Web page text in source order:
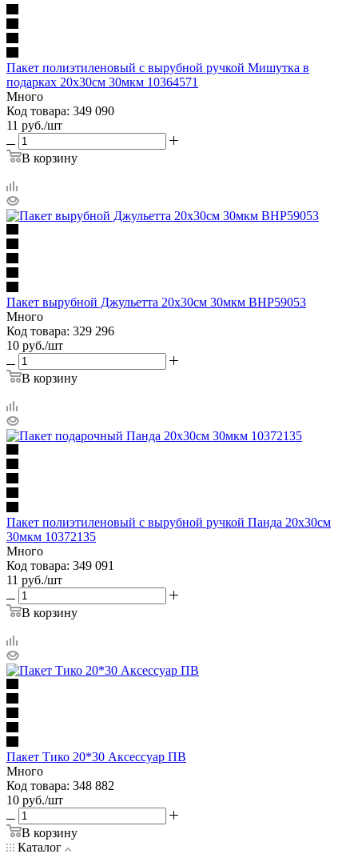
Пакет полиэтиленовый с вырубной ручкой Мишутка в
подарках 20х30см 30мкм 10364571
Много
Код товара: 349 090
11 руб./шт
В корзину
Пакет вырубной Джульетта 20х30см 30мкм ВНР59053
Много
Код товара: 329 296
10 руб./шт
В корзину
Пакет полиэтиленовый с вырубной ручкой Панда 20х30см
30мкм 10372135
Много
Код товара: 349 091
11 руб./шт
В корзину
Пакет Тико 20*30 Аксессуар ПВ
Много
Код товара: 348 882
10 руб./шт
В корзину
Каталог